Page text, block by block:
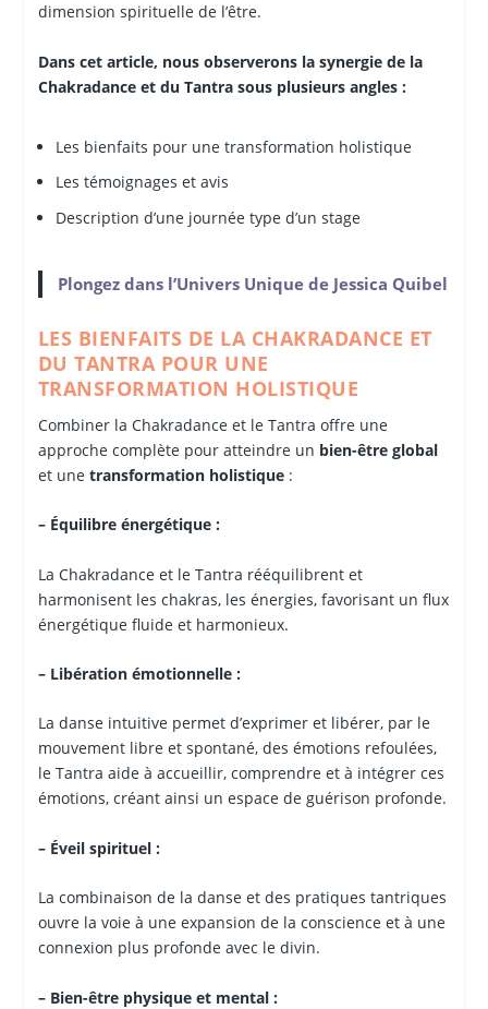
dimension spirituelle de l’être.
Dans cet article, nous observerons la synergie de la
Chakradance et du Tantra sous plusieurs angles :
Les bienfaits pour une transformation holistique
Les témoignages et avis
Description d’une journée type d’un stage
Plongez dans l’Univers Unique de Jessica Quibel
LES BIENFAITS DE LA CHAKRADANCE ET
DU TANTRA POUR UNE
TRANSFORMATION HOLISTIQUE
Combiner la Chakradance et le Tantra offre une
approche complète pour atteindre un bien-être global
et une transformation holistique:
– Équilibre énergétique :
La Chakradance et le Tantra rééquilibrent et
harmonisent les chakras, les énergies, favorisant un flux
énergétique fluide et harmonieux.
– Libération émotionnelle :
La danse intuitive permet d’exprimer et libérer, par le
mouvement libre et spontané, des émotions refoulées,
le Tantra aide à accueillir, comprendre et à intégrer ces
émotions, créant ainsi un espace de guérison profonde.
– Éveil spirituel :
La combinaison de la danse et des pratiques tantriques
ouvre la voie à une expansion de la conscience et à une
connexion plus profonde avec le divin.
– Bien-être physique et mental :